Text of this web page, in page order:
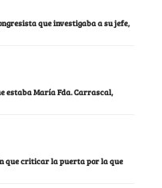
que investigaba a su jefe,
estaba María Fda. Carrascal,
que criticar la puerta por la que